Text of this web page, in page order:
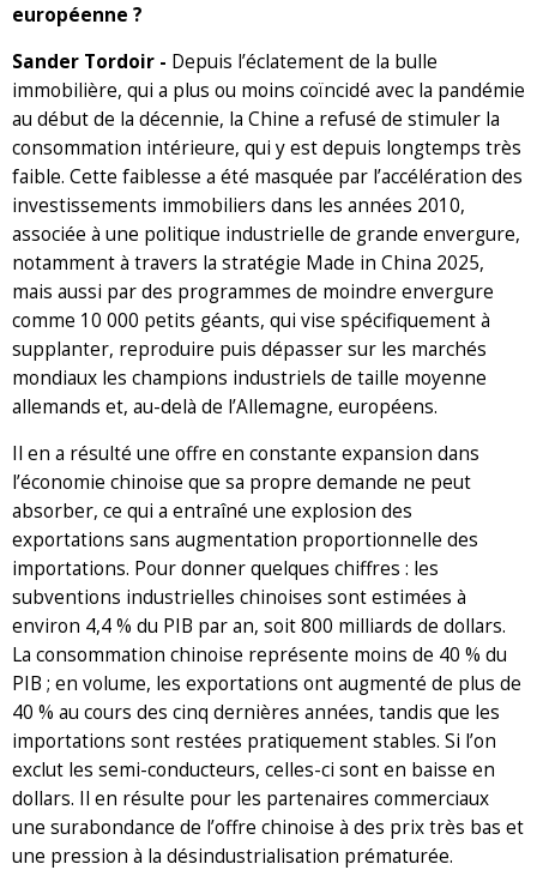
européenne ?
Sander Tordoir - Depuis l’éclatement de la bulle
immobilière, qui a plus ou moins coïncidé avec la pandémie
au début de la décennie, la Chine a refusé de stimuler la
consommation intérieure, qui y est depuis longtemps très
faible. Cette faiblesse a été masquée par l’accélération des
investissements immobiliers dans les années 2010,
associée à une politique industrielle de grande envergure,
notamment à travers la stratégie Made in China 2025,
mais aussi par des programmes de moindre envergure
comme 10 000 petits géants, qui vise spécifiquement à
supplanter, reproduire puis dépasser sur les marchés
mondiaux les champions industriels de taille moyenne
allemands et, au-delà de l’Allemagne, européens.
Il en a résulté une offre en constante expansion dans
l’économie chinoise que sa propre demande ne peut
absorber, ce qui a entraîné une explosion des
exportations sans augmentation proportionnelle des
importations. Pour donner quelques chiffres : les
subventions industrielles chinoises sont estimées à
environ 4,4 % du PIB par an, soit 800 milliards de dollars.
La consommation chinoise représente moins de 40 % du
PIB ; en volume, les exportations ont augmenté de plus de
40 % au cours des cinq dernières années, tandis que les
importations sont restées pratiquement stables. Si l’on
exclut les semi-conducteurs, celles-ci sont en baisse en
dollars. Il en résulte pour les partenaires commerciaux
une surabondance de l’offre chinoise à des prix très bas et
une pression à la désindustrialisation prématurée.